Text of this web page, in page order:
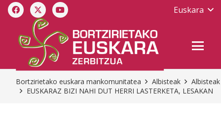
Euskara
Bortzirietako euskara mankomunitatea Albisteak
Albisteak
EUSKARAZ BIZI NAHI DUT HERRI LASTERKETA, LESAKAN